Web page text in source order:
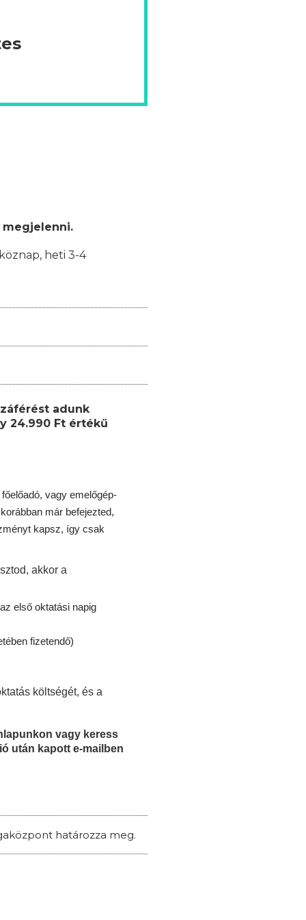
megjelenni.
heti 3-4
adunk
24.990 Ft értékű
vagy emelőgép-
már befejezted,
kapsz, így csak
akkor a
első oktatási napig
fizetendő)
költségét, és a
vagy keress
után kapott e-mailben
határozza meg.